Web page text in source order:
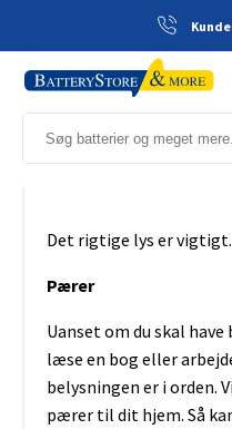
Det rigtige lys er vigtigt.
Pærer
Uanset om du skal
læse en bog eller
belysningen er i orden.
pærer til dit hjem. Så